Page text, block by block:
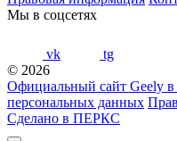
Мы в соцсетях
vk
tg
© 2026
Официальный сайт Geely в
персональных данных
Сделано в ПЕРКС